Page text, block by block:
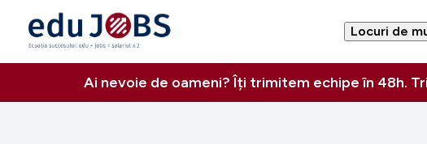
Locuri de
Ai nevoie de oameni? Îți trimitem echipe în 48h.